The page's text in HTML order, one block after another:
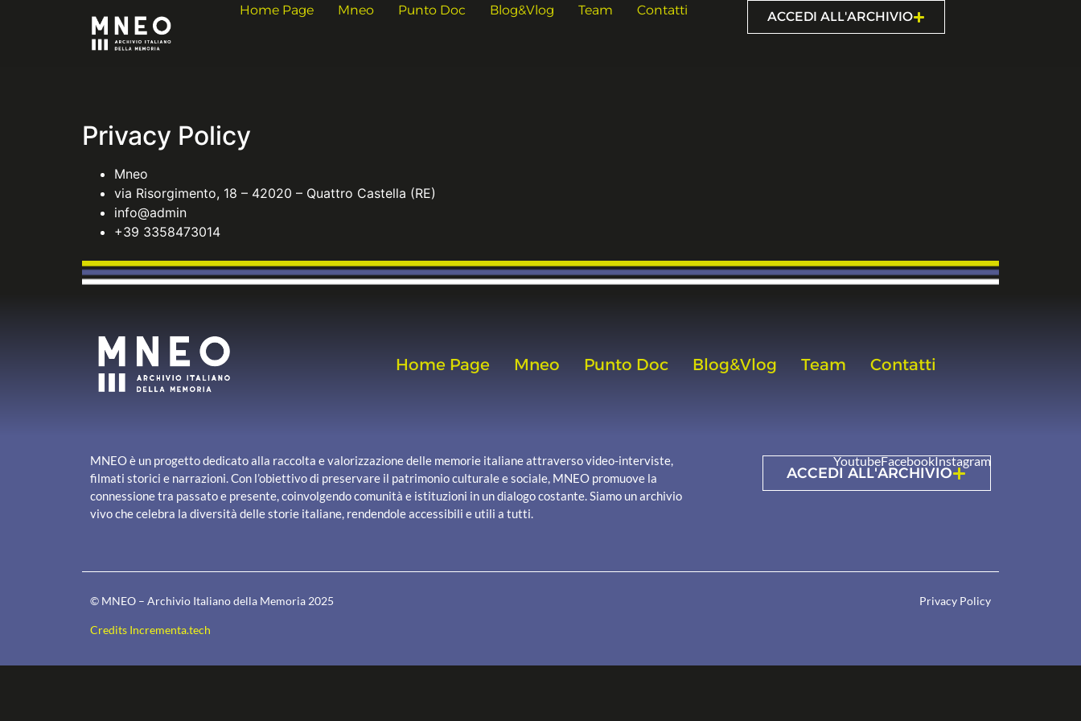
Home Page Mneo Punto Doc Blog&Vlog Team Contatti ACCEDI ALL'ARCHIVIO
Privacy Policy
Mneo
via Risorgimento, 18 – 42020 – Quattro Castella (RE)
info@admin
+39 3358473014
Home Page Mneo Punto Doc Blog&Vlog Team Contatti
YoutubeFacebookInstagram
ACCEDI ALL'ARCHIVIO
MNEO è un progetto dedicato alla raccolta e valorizzazione delle memorie italiane attraverso video-interviste,
filmati storici e narrazioni. Con l’obiettivo di preservare il patrimonio culturale e sociale, MNEO promuove la
connessione tra passato e presente, coinvolgendo comunità e istituzioni in un dialogo costante. Siamo un archivio
vivo che celebra la diversità delle storie italiane, rendendole accessibili e utili a tutti.
© MNEO – Archivio Italiano della Memoria 2025
Credits Incrementa.tech
Privacy Policy